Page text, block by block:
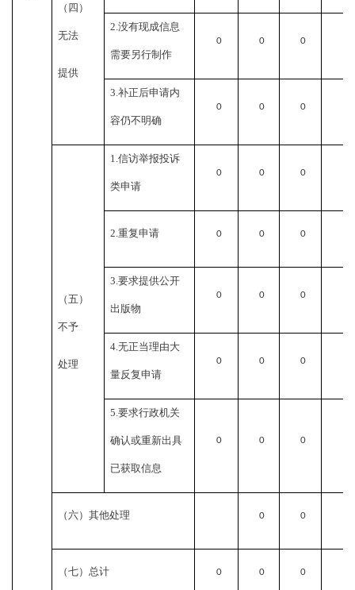
（四）
无法
提供
2.没有现成信息
需要另行制作
0 0 0
3.补正后申请内
容仍不明确
0 0 0
（五）
不予
处理
1.信访举报投诉
类申请
0 0 0
2.重复申请 0 0 0
3.要求提供公开
出版物
0 0 0
4.无正当理由大
量反复申请
0 0 0
5.要求行政机关
确认或重新出具
已获取信息
0 0 0
（六）其他处理 0 0
（七）总计 0 0 0